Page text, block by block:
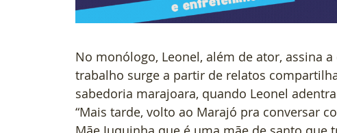
No monólogo, Leonel, além de ator, assina
trabalho surge a partir de relatos
sabedoria marajoara, quando Leonel
“Mais tarde, volto ao Marajó pra conversar